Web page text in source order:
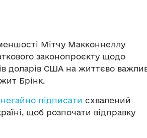
Мітчу Макконнеллу
законопроєкту щодо
доларів США на життєво
Брінк.
підписати схвалений
щоб розпочати відправку